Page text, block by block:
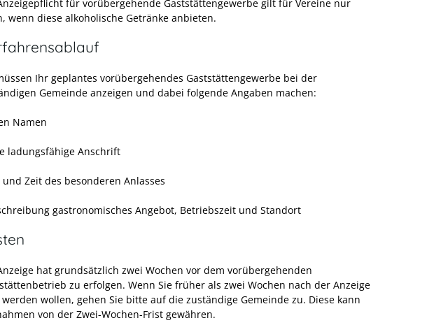
für vorübergehende Gaststättengewerbe gilt für Vereine nur
wenn diese alkoholische Getränke anbieten.
Ihr geplantes vorübergehendes Gaststättengewerbe bei der
Gemeinde anzeigen und dabei folgende Angaben machen:
Namen
ladungsfähige Anschrift
Zeit des besonderen Anlasses
gastronomisches Angebot, Betriebszeit und Standort
hat grundsätzlich zwei Wochen vor dem vorübergehenden
zu erfolgen. Wenn Sie früher als zwei Wochen nach der Anzeige
wollen, gehen Sie bitte auf die zuständige Gemeinde zu. Diese kann
von der Zwei-Wochen-Frist gewähren.